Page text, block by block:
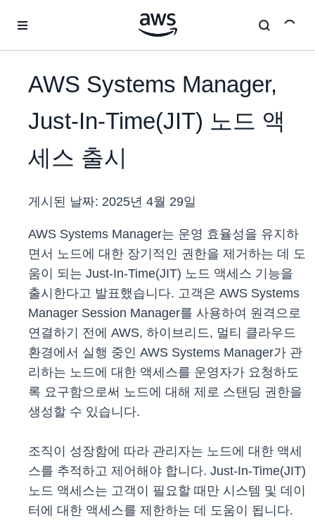
AWS Systems Manager,
Just-In-Time(JIT) 노드 액
세스 출시
게시된 날짜: 2025년 4월 29일
AWS Systems Manager는 운영 효율성을 유지하
면서 노드에 대한 장기적인 권한을 제거하는 데 도
움이 되는 Just-In-Time(JIT) 노드 액세스 기능을
출시한다고 발표했습니다. 고객은 AWS Systems
Manager Session Manager를 사용하여 원격으로
연결하기 전에 AWS, 하이브리드, 멀티 클라우드
환경에서 실행 중인 AWS Systems Manager가 관
리하는 노드에 대한 액세스를 운영자가 요청하도
록 요구함으로써 노드에 대해 제로 스탠딩 권한을
생성할 수 있습니다.
조직이 성장함에 따라 관리자는 노드에 대한 액세
스를 추적하고 제어해야 합니다. Just-In-Time(JIT)
노드 액세스는 고객이 필요할 때만 시스템 및 데이
터에 대한 액세스를 제한하는 데 도움이 됩니다.